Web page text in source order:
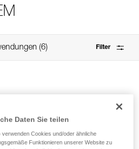
6 Filter
Daten Sie teilen
Cookies und/oder ähnliche
Funktionieren unserer Website zu